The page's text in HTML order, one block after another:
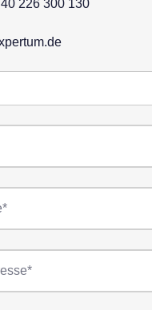
226 300 130